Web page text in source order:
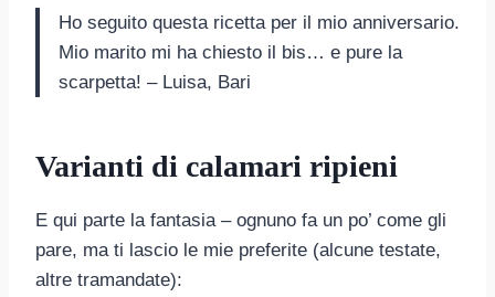
Ho seguito questa ricetta per il mio anniversario.
Mio marito mi ha chiesto il bis… e pure la
scarpetta! – Luisa, Bari
Varianti di calamari ripieni
E qui parte la fantasia – ognuno fa un po’ come gli
pare, ma ti lascio le mie preferite (alcune testate,
altre tramandate):